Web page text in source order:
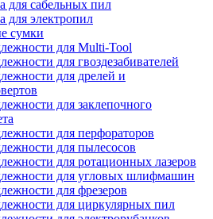
для сабельных пил
для электропил
сумки
для Multi-Tool
для гвоздезабивателей
для дрелей и
для заклепочного
для перфораторов
для пылесосов
для ротационных лазеров
для угловых шлифмашин
для фрезеров
для циркулярных пил